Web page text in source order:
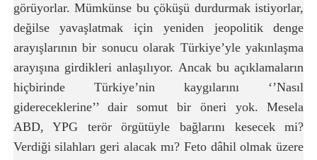
görüyorlar. Mümkünse bu çöküşü durdurmak istiyorlar,
değilse yavaşlatmak için yeniden jeopolitik denge
arayışlarının bir sonucu olarak Türkiye’yle yakınlaşma
arayışına girdikleri anlaşılıyor. Ancak bu açıklamaların
hiçbirinde Türkiye’nin kaygılarını ‘’Nasıl
gidereceklerine’’ dair somut bir öneri yok. Mesela
ABD, YPG terör örgütüyle bağlarını kesecek mi?
Verdiği silahları geri alacak mı? Feto dâhil olmak üzere